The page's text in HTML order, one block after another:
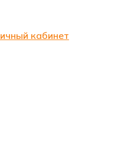
кабинет